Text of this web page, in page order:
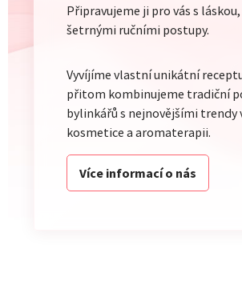
Připravujeme ji pro vás s
šetrnými ručními postupy.
Vyvíjíme vlastní unikátní
přitom kombinujeme tradiční
bylinkářů s nejnovějšími trendy
kosmetice a aromaterapii.
Více informací o nás